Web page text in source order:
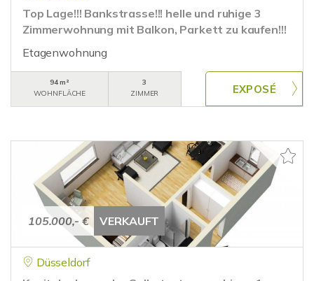
Top Lage!!! Bankstrasse!!! helle und ruhige 3
Zimmerwohnung mit Balkon, Parkett zu kaufen!!!
Etagenwohnung
94 m²
WOHNFLÄCHE
3
ZIMMER
105.000,- € VERKAUFT
Düsseldorf